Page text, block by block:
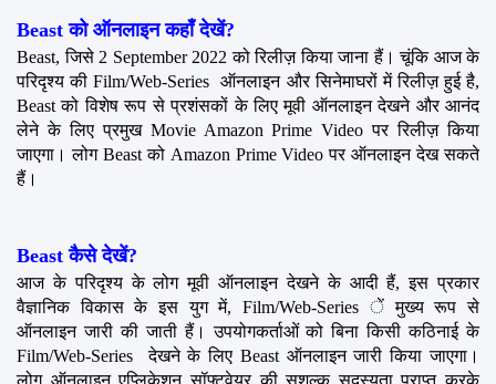
Beast को ऑनलाइन कहाँ देखें?
Beast, जिसे 2 September 2022 को रिलीज़ किया जाना हैं। चूंकि आज के
परिदृश्य की Film/Web-Series  ऑनलाइन और सिनेमाघरों में रिलीज़ हुई है,
Beast को विशेष रूप से प्रशंसकों के लिए मूवी ऑनलाइन देखने और आनंद
लेने के लिए प्रमुख Movie Amazon Prime Video पर रिलीज़ किया
जाएगा। लोग Beast को Amazon Prime Video पर ऑनलाइन देख सकते
हैं।
Beast कैसे देखें?
आज के परिदृश्य के लोग मूवी ऑनलाइन देखने के आदी हैं, इस प्रकार
वैज्ञानिक विकास के इस युग में, Film/Web-Series ें मुख्य रूप से
ऑनलाइन जारी की जाती हैं। उपयोगकर्ताओं को बिना किसी कठिनाई के
Film/Web-Series  देखने के लिए Beast ऑनलाइन जारी किया जाएगा।
लोग ऑनलाइन एप्लिकेशन सॉफ्टवेयर की सशुल्क सदस्यता प्राप्त करके